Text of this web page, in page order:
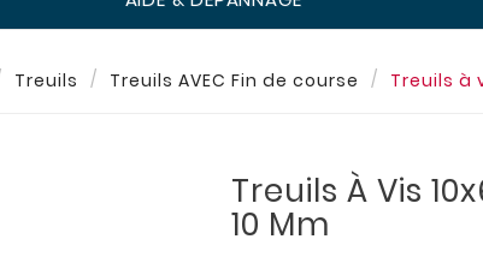
Treuils Treuils AVEC Fin de course Treuils à
Treuils À Vis
10 Mm